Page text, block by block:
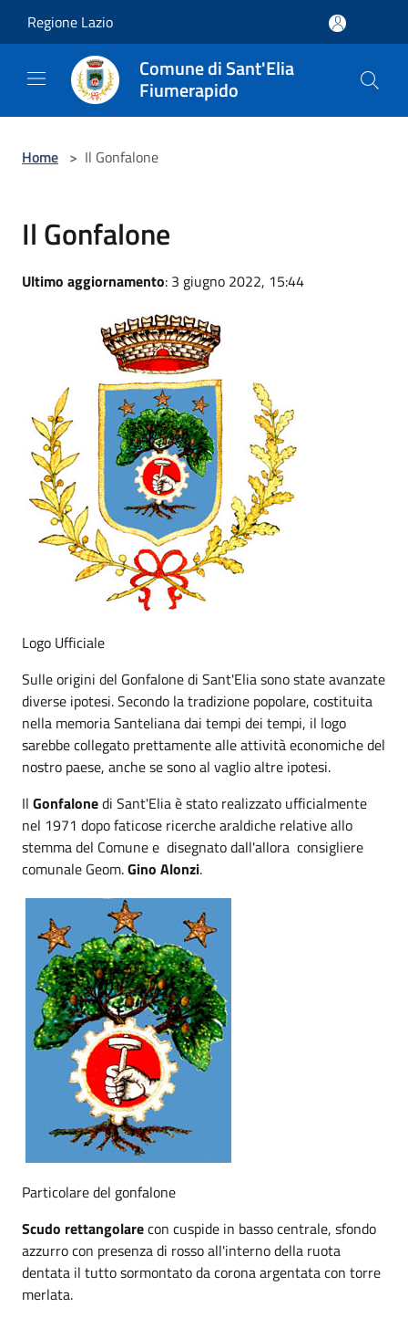
Regione Lazio
Comune di Sant'Elia
Fiumerapido
Home > Il Gonfalone
Il Gonfalone
Ultimo aggiornamento: 3 giugno 2022, 15:44
Logo Ufficiale
Sulle origini del Gonfalone di Sant'Elia sono state avanzate
diverse ipotesi. Secondo la tradizione popolare, costituita
nella memoria Santeliana dai tempi dei tempi, il logo
sarebbe collegato prettamente alle attività economiche del
nostro paese, anche se sono al vaglio altre ipotesi.
Il Gonfalonedi Sant'Elia è stato realizzato ufficialmente
nel 1971 dopo faticose ricerche araldiche relative allo
stemma del Comune e disegnato dall'allora consigliere
comunale Geom.Gino Alonzi.
Particolare del gonfalone
Scudo rettangolarecon cuspide in basso centrale, sfondo
azzurro con presenza di rosso all'interno della ruota
dentata il tutto sormontato da corona argentata con torre
merlata.